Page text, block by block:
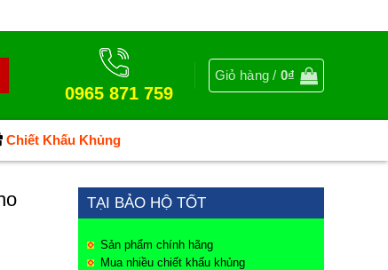
0965 871 759
Giỏ hàng /0₫
Chiết Khấu Khủng
TẠI BẢO HỘ TỐT
Sản phẩm chính hãng
Mua nhiều chiết khấu khủng